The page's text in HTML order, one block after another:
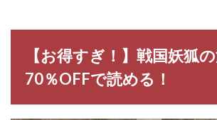
【お得すぎ！】戦国妖狐
70％OFFで読める！